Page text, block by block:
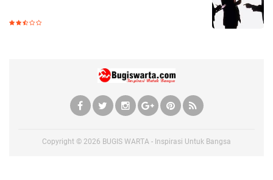
Copyright © 2026 BUGIS WARTA - Inspirasi Untuk Bangsa